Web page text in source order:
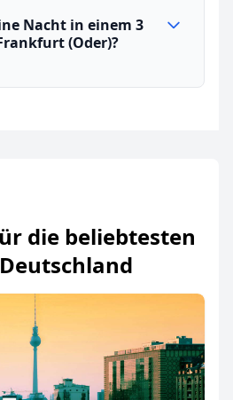
Nacht in einem 3
(Oder)?
die beliebtesten